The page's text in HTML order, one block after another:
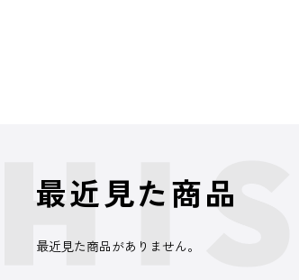
最近見た商品
最近見た商品がありません。